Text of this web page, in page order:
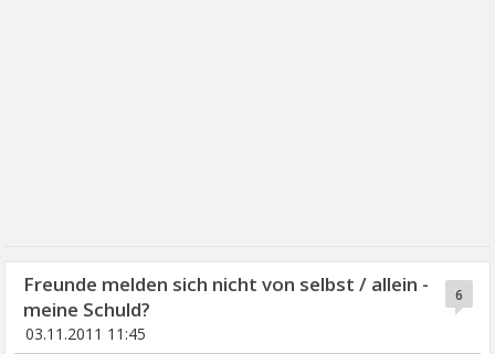
6
Freunde melden sich nicht von selbst / allein -
meine Schuld?
03.11.2011 11:45